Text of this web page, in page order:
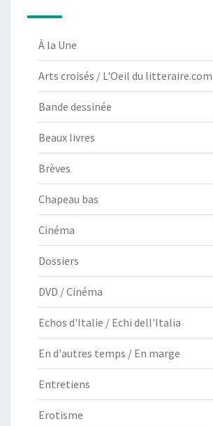
À la Une
Arts croisés / L'Oeil du litteraire.com
Bande dessinée
Beaux livres
Brèves
Chapeau bas
Cinéma
Dossiers
DVD / Cinéma
Echos d'Italie / Echi dell'Italia
En d'autres temps / En marge
Entretiens
Erotisme